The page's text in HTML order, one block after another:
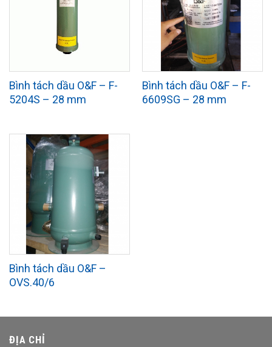
Bình tách dầu O&F – F-
5204S – 28 mm
Bình tách dầu O&F – F-
6609SG – 28 mm
Bình tách dầu O&F –
OVS.40/6
ĐỊA CHỈ